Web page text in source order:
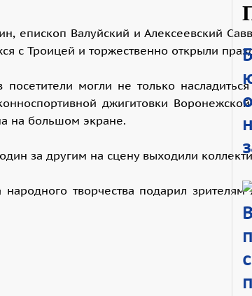
епископ Валуйский и Алексеевский
с Троицей и торжественно открыли
могли не только
джигитовки
на большом экране.
за другим на сцену выходили
творчества подарил